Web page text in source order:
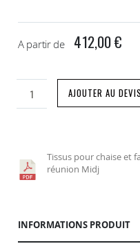
A partir de 412,00 €
AJOUTER AU DEVIS
Tissus pour chaise et
réunion Midj
INFORMATIONS PRODUIT